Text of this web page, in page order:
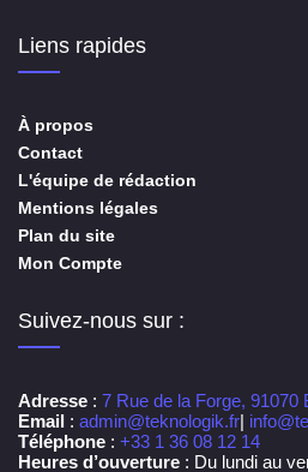
Liens rapides
À propos
Contact
L'équipe de rédaction
Mentions légales
Plan du site
Mon Compte
Suivez-nous sur :
Adresse : 7 Rue de la Forge, 91070
Email : admin@teknologik.fr|
Téléphone : +33 1 36 08 12 14
Heures d’ouverture : Du lundi au